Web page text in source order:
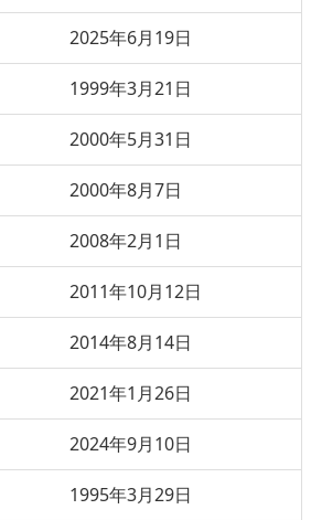
2025年6月19日
1999年3月21日
2000年5月31日
2000年8月7日
2008年2月1日
2011年10月12日
2014年8月14日
2021年1月26日
2024年9月10日
1995年3月29日